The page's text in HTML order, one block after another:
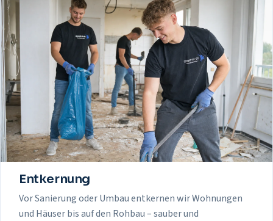
Entkernung
Vor Sanierung oder Umbau entkernen wir Wohnungen
und Häuser bis auf den Rohbau – sauber und